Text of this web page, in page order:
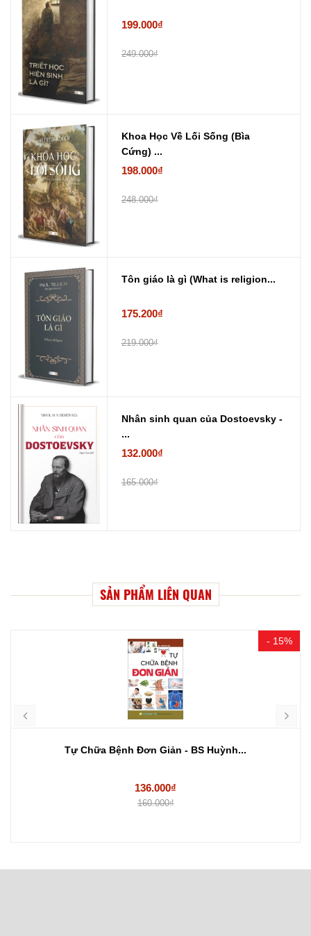
199.000₫
249.000₫
Khoa Học Về Lối Sống (Bìa
Cứng) ...
198.000₫
248.000₫
Tôn giáo là gì (What is religion...
175.200₫
219.000₫
Nhân sinh quan của Dostoevsky -
...
132.000₫
165.000₫
SẢN PHẨM LIÊN QUAN
- 15%
Tự Chữa Bệnh Đơn Giản - BS Huỳnh...
136.000₫
160.000₫